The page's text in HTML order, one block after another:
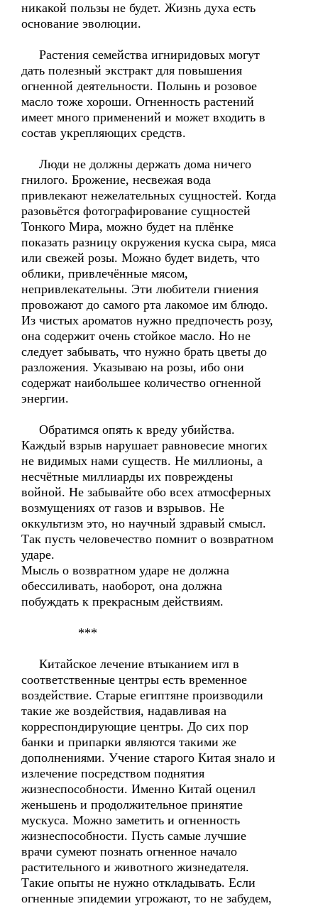
никакой пользы не будет. Жизнь духа есть
основание эволюции.
Растения семейства игниридовых могут
дать полезный экстракт для повышения
огненной деятельности. Полынь и розовое
масло тоже хороши. Огненность растений
имеет много применений и может входить в
состав укрепляющих средств.
Люди не должны держать дома ничего
гнилого. Брожение, несвежая вода
привлекают нежелательных сущностей. Когда
разовьётся фотографирование сущностей
Тонкого Мира, можно будет на плёнке
показать разницу окружения куска сыра, мяса
или свежей розы. Можно будет видеть, что
облики, привлечённые мясом,
непривлекательны. Эти любители гниения
провожают до самого рта лакомое им блюдо.
Из чистых ароматов нужно предпочесть розу,
она содержит очень стойкое масло. Но не
следует забывать, что нужно брать цветы до
разложения. Указываю на розы, ибо они
содержат наибольшее количество огненной
энергии.
Обратимся опять к вреду убийства.
Каждый взрыв нарушает равновесие многих
не видимых нами существ. Не миллионы, а
несчётные миллиарды их повреждены
войной. Не забывайте обо всех атмосферных
возмущениях от газов и взрывов. Не
оккультизм это, но научный здравый смысл.
Так пусть человечество помнит о возвратном
ударе.
Мысль о возвратном ударе не должна
обессиливать, наоборот, она должна
побуждать к прекрасным действиям.
***
Китайское лечение втыканием игл в
соответственные центры есть временное
воздействие. Старые египтяне производили
такие же воздействия, надавливая на
корреспондирующие центры. До сих пор
банки и припарки являются такими же
дополнениями. Учение старого Китая знало и
излечение посредством поднятия
жизнеспособности. Именно Китай оценил
женьшень и продолжительное принятие
мускуса. Можно заметить и огненность
жизнеспособности. Пусть самые лучшие
врачи сумеют познать огненное начало
растительного и животного жизнедателя.
Такие опыты не нужно откладывать. Если
огненные эпидемии угрожают, то не забудем,